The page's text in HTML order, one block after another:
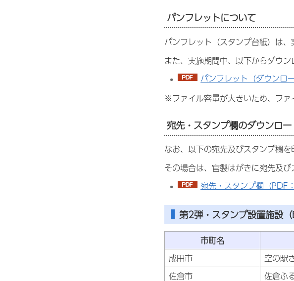
パンフレットについて
パンフレット（スタンプ台紙）は
また、実施期間中、以下からダウン
パンフレット（ダウンロ
※ファイル容量が大きいため、ファ
宛先・スタンプ欄のダウンロ
なお、以下の宛先及びスタンプ欄
その場合は、官製はがきに宛先及
宛先・スタンプ欄（PDF
第2弾・スタンプ設置施設
市町名
成田市
空の駅
佐倉市
佐倉ふ